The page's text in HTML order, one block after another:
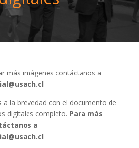
más imágenes contáctanos a
a la brevedad con el documento de
digitales completo. Para más
a